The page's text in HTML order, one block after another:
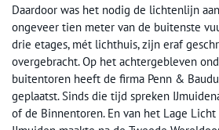
Daardoor was het nodig de lichtenlijn
ongeveer tien meter van de buitenste
drie etages, mét lichthuis, zijn eraf
overgebracht. Op het achtergebleven
buitentoren heeft de firma Penn &
geplaatst. Sinds die tijd spreken
of de Binnentoren. En van het Lage